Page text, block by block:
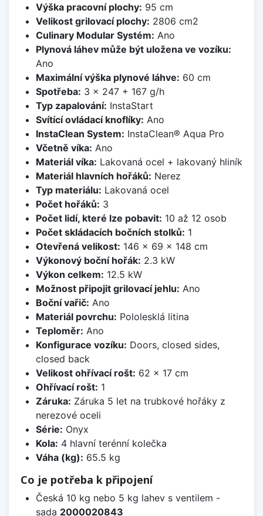
Výška pracovní plochy: 95 cm
Velikost grilovací plochy: 2806 cm2
Culinary Modular Systém: Ano
Plynová láhev může být uložena ve vozíku:
Ano
Maximální výška plynové láhve: 60 cm
Spotřeba: 3 x 247 + 167 g/h
Typ zapalování: InstaStart
Svítící ovládací knoflíky: Ano
InstaClean System: InstaClean® Aqua Pro
Včetně víka: Ano
Materiál víka: Lakovaná ocel + lakovaný hliník
Materiál hlavních hořáků: Nerez
Typ materiálu: Lakovaná ocel
Počet hořáků: 3
Počet lidí, které lze pobavit: 10 až 12 osob
Počet skládacích bočních stolků: 1
Otevřená velikost: 146 x 69 x 148 cm
Výkonový boční hořák: 2.3 kW
Výkon celkem: 12.5 kW
Možnost připojit grilovací jehlu: Ano
Boční vařič: Ano
Materiál povrchu: Pololesklá litina
Teploměr: Ano
Konfigurace vozíku: Doors, closed sides,
closed back
Velikost ohřívací rošt: 62 x 17 cm
Ohřívací rošt: 1
Záruka: Záruka 5 let na trubkové hořáky z
nerezové oceli
Série: Onyx
Kola: 4 hlavní terénní kolečka
Váha (kg): 65.5 kg
Co je potřeba k připojení
Česká 10 kg nebo 5 kg lahev s ventilem -
sada 2000020843